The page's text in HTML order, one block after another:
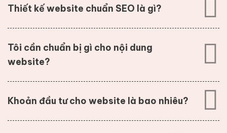
Thiết kế website chuẩn SEO là gì?
Tôi cần chuẩn bị gì cho nội dung
website?
Khoản đầu tư cho website là bao nhiêu?